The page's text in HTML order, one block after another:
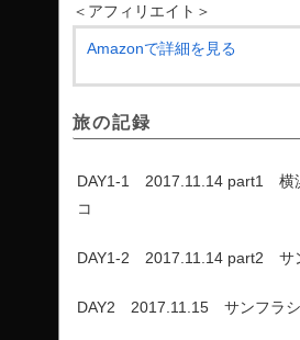
＜アフィリエイト＞
Amazonで詳細を見る
旅の記録
DAY1-1 2017.11.14 part1 横
コ
DAY1-2 2017.11.14 part2 サ
DAY2 2017.11.15 サンフラシ